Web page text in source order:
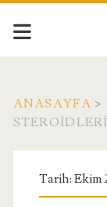
ANASAYFA >
Tarih: Ekim